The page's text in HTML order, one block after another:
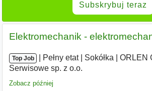
Subskrybuj teraz
Elektromechanik -
Top Job Pełny etat| Sokółka
ORLEN
Serwisowe sp. z o.o.
Zobacz później